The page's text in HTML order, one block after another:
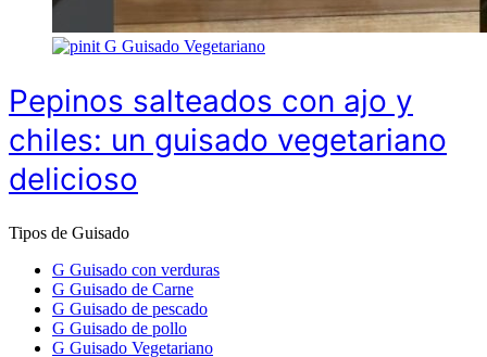
G Guisado Vegetariano
Pepinos salteados con ajo y
chiles: un guisado vegetariano
delicioso
Tipos de Guisado
G Guisado con verduras
G Guisado de Carne
G Guisado de pescado
G Guisado de pollo
G Guisado Vegetariano